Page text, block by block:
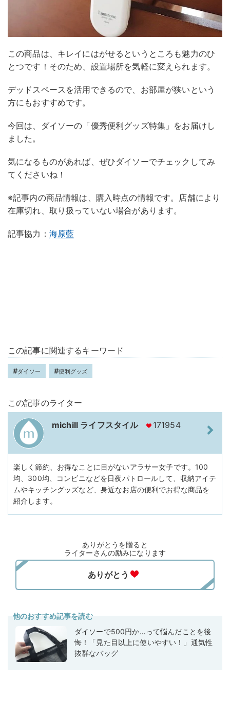
この商品は、キレイにはがせるというところも魅力のひ
とつです！そのため、設置場所を気軽に変えられます。
デッドスペースを活用できるので、お部屋が狭いという
方にもおすすめです。
今回は、ダイソーの「優秀便利グッズ特集」をお届けし
ました。
気になるものがあれば、ぜひダイソーでチェックしてみ
てくださいね！
※記事内の商品情報は、購入時点の情報です。店舗により
在庫切れ、取り扱っていない場合があります。
記事協力： 海原藍
この記事に関連するキーワード
ダイソー 便利グッズ
この記事のライター
michill ライフスタイル 171954
楽しく節約、お得なことに目がないアラサー女子です。100
均、300均、コンビニなどを日夜パトロールして、収納アイテ
ムやキッチングッズなど、身近なお店の便利でお得な商品を
紹介します。
ありがとうを贈ると
ライターさんの励みになります
他のおすすめ記事を読む
ダイソーで500円か…って悩んだことを後
悔！「見た目以上に使いやすい！」通気性
抜群なバッグ